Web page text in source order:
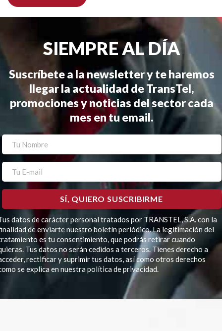
SIEMPRE AL DÍA
Suscríbete a la newsletter y te haremos
llegar la actualidad de TransTel,
promociones y noticias del sector cada
mes en tu email.
datos de carácter personal tratados por TRANSTEL, S.A. con la
de enviarte nuestro boletín periódico. La legitimación del
es tu consentimiento, que podrás retirar cuando
Tus datos no serán cedidos a terceros. Tienes derecho a
rectificar y suprimir tus datos, así como otros derechos
se explica en nuestra política de privacidad.